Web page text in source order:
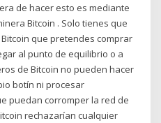
de hacer esto es mediante
Bitcoin . Solo tienes que
que pretendes comprar
al punto de equilibrio o a
de Bitcoin no pueden hacer
botín ni procesar
puedan corromper la red de
rechazarían cualquier